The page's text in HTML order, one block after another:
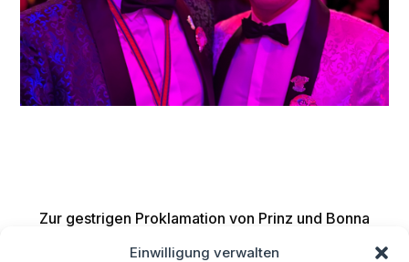
Einwilligung verwalten
Zur gestrigen Proklamation von Prinz und Bonna
gratuliere ich herzlich! Mit ihrer Amtsübernahme